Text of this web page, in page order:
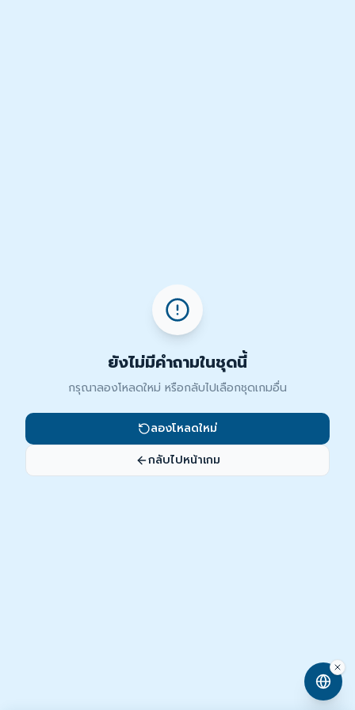
ยังไม่มีคำถามในชุดนี้
กรุณาลองโหลดใหม่ หรือกลับไปเลือกชุดเกมอื่น
ลองโหลดใหม่
กลับไปหน้าเกม